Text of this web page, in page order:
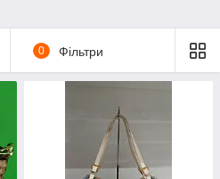
0 Фільтри